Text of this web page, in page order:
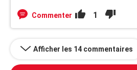
Commenter 1
Afficher les 14 commentaires